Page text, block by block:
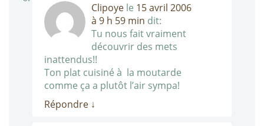
Clipoye le 15 avril 2006
à 9 h 59 min dit:
Tu nous fait vraiment
découvrir des mets
inattendus!!
Ton plat cuisiné à la moutarde
comme ça a plutôt l’air sympa!
Répondre ↓